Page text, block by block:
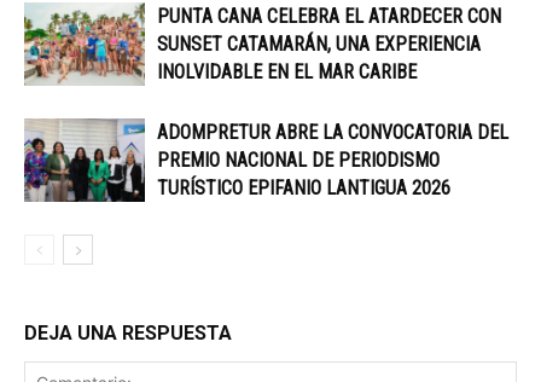
PUNTA CANA CELEBRA EL ATARDECER CON
SUNSET CATAMARÁN, UNA EXPERIENCIA
INOLVIDABLE EN EL MAR CARIBE
ADOMPRETUR ABRE LA CONVOCATORIA DEL
PREMIO NACIONAL DE PERIODISMO
TURÍSTICO EPIFANIO LANTIGUA 2026
DEJA UNA RESPUESTA